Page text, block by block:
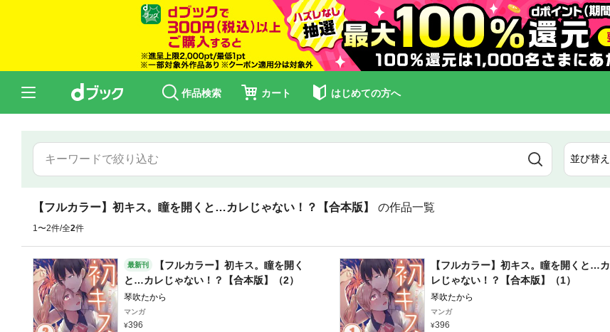
作品検索 カート はじめての方へ
【フルカラー】初キス。瞳を開くと…カレじゃない！？【合本版】 の作品一覧
1〜2件/全2件
最新刊
【フルカラー】初キス。瞳を開く
と…カレじゃない！？【合本版】（2）
琴吹たから
マンガ
396
【フルカラー】初キス。瞳を開くと…カ
レじゃない！？【合本版】（1）
琴吹たから
マンガ
396